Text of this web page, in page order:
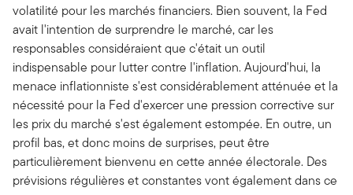
volatilité pour les marchés financiers. Bien souvent, la Fed
avait l'intention de surprendre le marché, car les
responsables considéraient que c'était un outil
indispensable pour lutter contre l'inflation. Aujourd'hui, la
menace inflationniste s'est considérablement atténuée et la
nécessité pour la Fed d'exercer une pression corrective sur
les prix du marché s'est également estompée. En outre, un
profil bas, et donc moins de surprises, peut être
particulièrement bienvenu en cette année électorale. Des
prévisions régulières et constantes vont également dans ce